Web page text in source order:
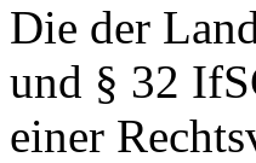
Die der
und § 32
einer